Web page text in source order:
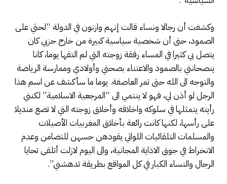
وكشفت أن رجالا ونساء قالت إنهم وازنون في الدولة “لحثي على
الصمود، حتى أن شخصية سياسية كبيرة من خارج حزبي كان
يتصل بي كثيرا في المساء رفقة زوجته التي لم التقها يوما، كانا
ينصحانني بالصمود والاعتناء بصحتي وأولادي وممارسة الرياضة
والتوجه الى الله حتى تمر العاصفة. يوما ما سأكشف عن اسم هذا
الرجل لو أذن لي، فهو لا ينتمي الى “المرجعية الاسلامية” لكنني
رأيته يتمثلها في سلوكه واخلاقه وأخلاق زوجته التي لا تضع منديلا
على رأسها، لكنها كانت رائعة بأخلاق المغربيات الأصيلات
والمسلمات التلقائيات اللواتي يقودهن حسهن للتضامن وعدم
الانخراط في جوق الاذاية المجانية، والى اليوم لازلت أتلقى تحايا
الرجال والنساء الكبار في كل المواقع بطريقة تدهشني”.